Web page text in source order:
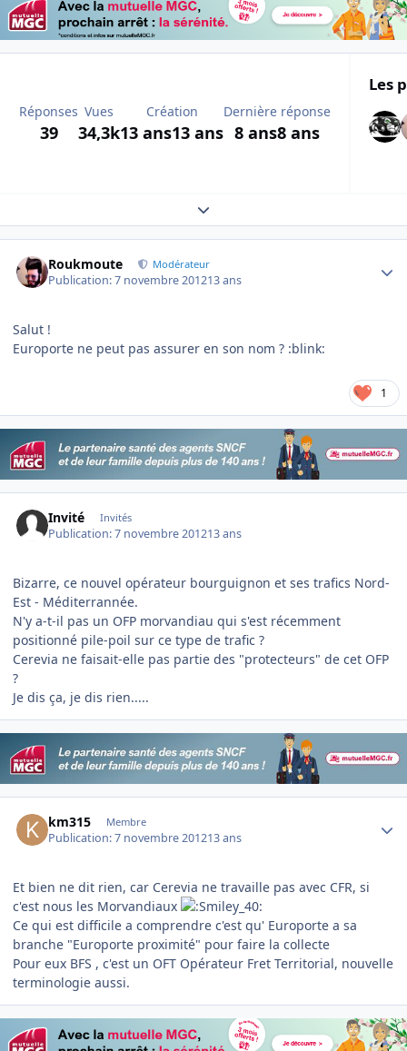
Réponses
39
Vues
34,3k
Création
13 ans13 ans
Dernière réponse
8 ans8 ans
Les
Expand topic overview
Roukmoute Modérateur
Publication:7 novembre 201213 ans
Salut !
Europorte ne peut pas assurer en son nom ? :blink:
1
Invité Invités
Publication:7 novembre 201213 ans
Bizarre, ce nouvel opérateur bourguignon et ses trafics Nord-
Est - Méditerrannée.
N'y a-t-il pas un OFP morvandiau qui s'est récemment
positionné pile-poil sur ce type de trafic ?
Cerevia ne faisait-elle pas partie des "protecteurs" de cet OFP
?
Je dis ça, je dis rien.....
km315 Membre
Publication:7 novembre 201213 ans
Et bien ne dit rien, car Cerevia ne travaille pas avec CFR, si
c'est nous les Morvandiaux
Ce qui est difficile a comprendre c'est qu' Europorte a sa
branche "Europorte proximité" pour faire la collecte
Pour eux BFS , c'est un OFT Opérateur Fret Territorial, nouvelle
terminologie aussi.